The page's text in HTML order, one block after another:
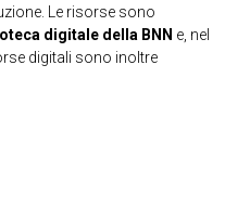
Le risorse sono
digitale della BNN e, nel
digitali sono inoltre